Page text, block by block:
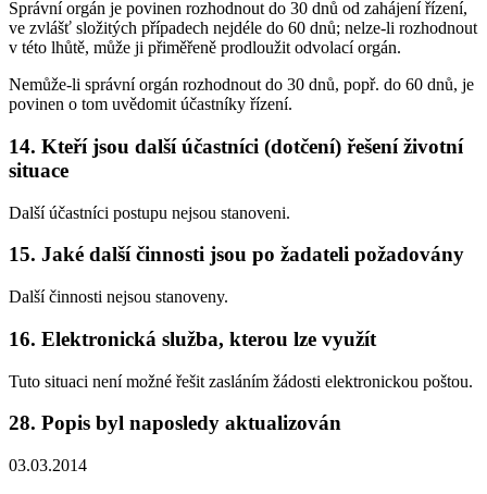
Správní orgán je povinen rozhodnout do 30 dnů od zahájení řízení,
ve zvlášť složitých případech nejdéle do 60 dnů; nelze-li rozhodnout
v této lhůtě, může ji přiměřeně prodloužit odvolací orgán.
Nemůže-li správní orgán rozhodnout do 30 dnů, popř. do 60 dnů, je
povinen o tom uvědomit účastníky řízení.
14. Kteří jsou další účastníci (dotčení) řešení životní
situace
Další účastníci postupu nejsou stanoveni.
15. Jaké další činnosti jsou po žadateli požadovány
Další činnosti nejsou stanoveny.
16. Elektronická služba, kterou lze využít
Tuto situaci není možné řešit zasláním žádosti elektronickou poštou.
28. Popis byl naposledy aktualizován
03.03.2014